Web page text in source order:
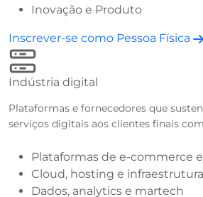
Inovação e Produto
Inscrever-se como Pessoa Física
Indústria digital
Plataformas e fornecedores que
serviços digitais aos clientes finais
Plataformas de e-commerce e
Cloud, hosting e infraestrutura
Dados, analytics e martech